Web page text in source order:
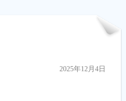
2025年12月4日